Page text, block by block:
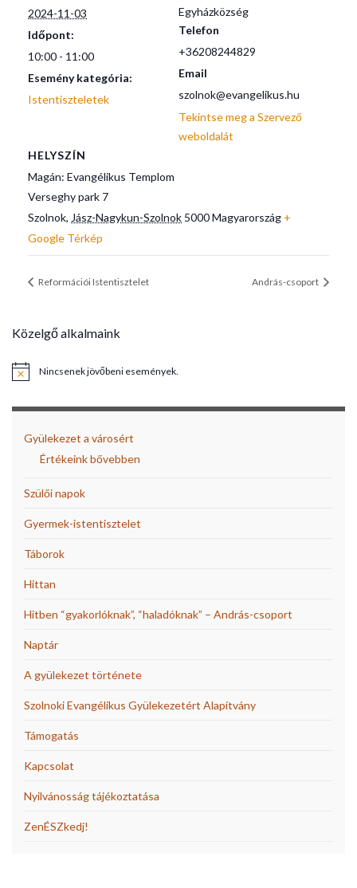
2024-11-03
Időpont:
10:00 - 11:00
Esemény kategória:
Istentiszteletek
HELYSZÍN
Magán: Evangélikus Templom
Verseghy park 7
Szolnok, Jász-Nagykun-Szolnok 5000Magyarország +
Google Térkép
Egyházközség
Telefon
+36208244829
Email
szolnok@evangelikus.hu
Tekintse meg a Szervező
weboldalát
Reformációi Istentisztelet András-csoport
Közelgő alkalmaink
NoticeNincsenek jövőbeni események.
Gyülekezet a városért
Értékeink bővebben
Szülői napok
Gyermek-istentisztelet
Táborok
Hittan
Hitben “gyakorlóknak”, “haladóknak” – András-csoport
Naptár
A gyülekezet története
Szolnoki Evangélikus Gyülekezetért Alapítvány
Támogatás
Kapcsolat
Nyilvánosság tájékoztatása
ZenÉSZkedj!